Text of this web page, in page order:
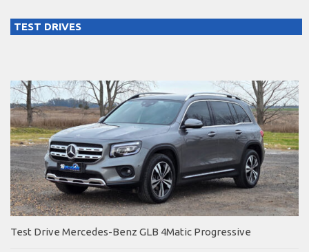
TEST DRIVES
Test Drive Mercedes-Benz GLB 4Matic Progressive